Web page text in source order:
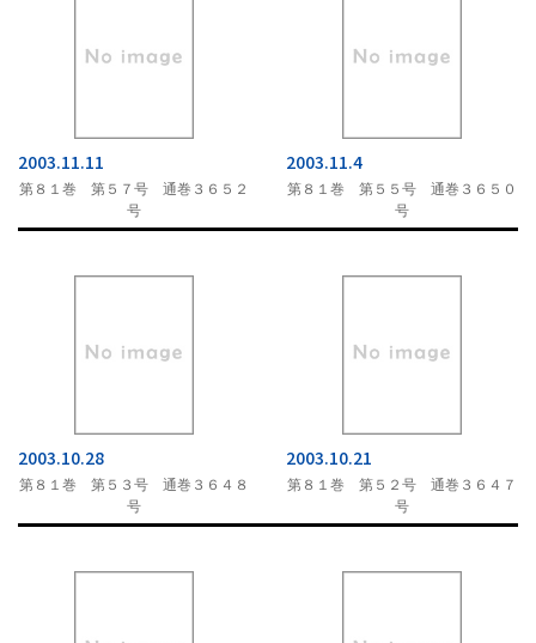
2003.11.11
第８１巻 第５７号 通巻３６５２
号
2003.11.4
第８１巻 第５５号 通巻３６５０
号
2003.10.28
第８１巻 第５３号 通巻３６４８
号
2003.10.21
第８１巻 第５２号 通巻３６４７
号